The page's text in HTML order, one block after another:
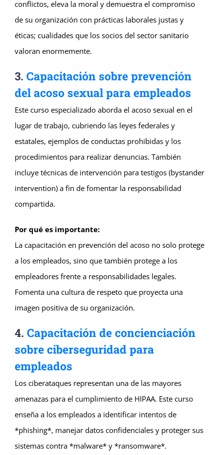
conflictos, eleva la moral y demuestra el compromiso
de su organización con prácticas laborales justas y
éticas; cualidades que los socios del sector sanitario
valoran enormemente.
3. Capacitación sobre prevención
del acoso sexual para empleados
Este curso especializado aborda el acoso sexual en el
lugar de trabajo, cubriendo las leyes federales y
estatales, ejemplos de conductas prohibidas y los
procedimientos para realizar denuncias. También
incluye técnicas de intervención para testigos (bystander
intervention) a fin de fomentar la responsabilidad
compartida.
Por qué es importante:
La capacitación en prevención del acoso no solo protege
a los empleados, sino que también protege a los
empleadores frente a responsabilidades legales.
Fomenta una cultura de respeto que proyecta una
imagen positiva de su organización.
4. Capacitación de concienciación
sobre ciberseguridad para
empleados
Los ciberataques representan una de las mayores
amenazas para el cumplimiento de HIPAA. Este curso
enseña a los empleados a identificar intentos de
*phishing*, manejar datos confidenciales y proteger sus
sistemas contra *malware* y *ransomware*.